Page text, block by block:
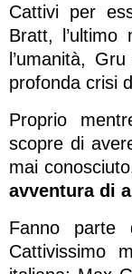
Cattivi per
Bratt, l’ultimo
l’umanità,
profonda crisi
Proprio
scopre di
mai
avventura di
Fanno parte
Cattivissimo